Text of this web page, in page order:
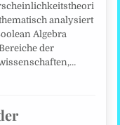
analysiert
Algebra
der